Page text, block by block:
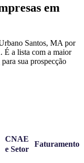
em
Santos, MA por
É a lista com a maior
para sua prospecção
CNAE
e Setor
Faturamento